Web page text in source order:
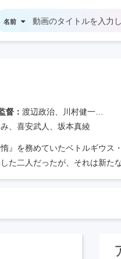
名前
督：渡辺政治、川村健一、土屋博之、武市尚子、美眼義人、小沢一敬
、喜安武人、坂本真綾
』を務めていたベトルギウス
た二人だったが、それは新たな
かる現実。少年は再び過酷な